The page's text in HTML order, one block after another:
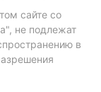
сайте со
не подлежат
в